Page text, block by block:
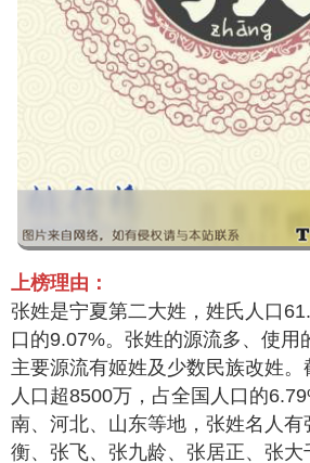
上榜理由：
张姓是宁夏第二大姓，姓氏人口
口的9.07%。张姓的源流多、使用
主要源流有姬姓及少数民族改姓
人口超8500万，占全国人口的
南、河北、山东等地，张姓名人有
衡、张飞、张九龄、张居正、张大